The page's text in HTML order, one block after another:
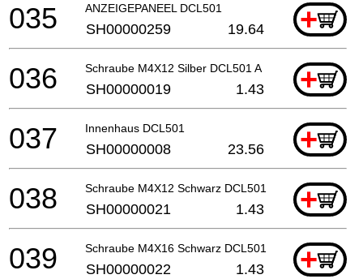
ANZEIGEPANEEL DCL501 +
035 SH00000259 19.64
Schraube M4X12 Silber DCL501 A +
036 SH00000019 1.43
Innenhaus DCL501 +
037 SH00000008 23.56
Schraube M4X12 Schwarz DCL501 +
038 SH00000021 1.43
Schraube M4X16 Schwarz DCL501 +
039 SH00000022 1.43